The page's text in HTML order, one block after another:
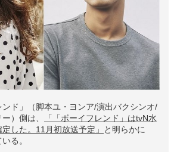
ンド」（脚本ユ・ヨンア/演出バクシンオ/
）側は、
「「ボーイフレンド」はtvN水
した。11月初放送予定」
と明らかに
る。